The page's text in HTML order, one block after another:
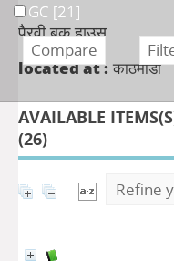
पैरवी बुक हाउस
located at : काठमाडौं
AVAILABLE
(26)
Refine
GC [21]